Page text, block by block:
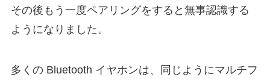
その後もう一度ペアリングをすると無事認識する
ようになりました。
多くの Bluetooth イヤホンは、同じようにマルチフ